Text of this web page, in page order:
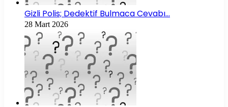
Gizli Polis; Dedektif Bulmaca Cevabı…
28 Mart 2026